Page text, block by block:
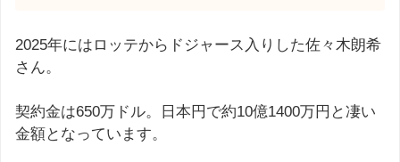
2025年にはロッテからドジャース入りした佐々木朗希
さん。
契約金は650万ドル。日本円で約10億1400万円と凄い
金額となっています。